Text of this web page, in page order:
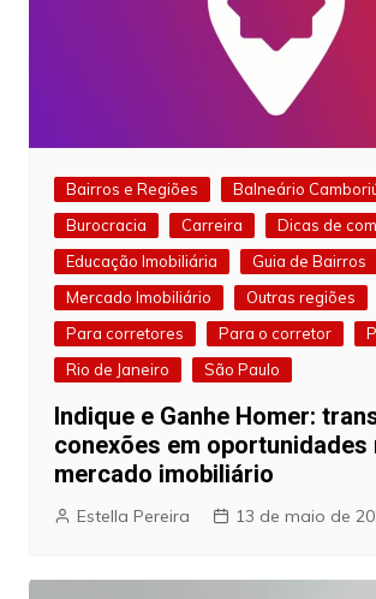
Bairros e Regiões
Balneário
Burocracia
Carreira
Dicas de
Educação Imobiliária
Guia de Bairros
Mercado Imobiliário
Outras regiões
Para corretores
Para o corretor
Rio de Janeiro
São Paulo
Indique e Ganhe Homer:
conexões em oportunidades
mercado imobiliário
Estella Pereira 13 de maio de